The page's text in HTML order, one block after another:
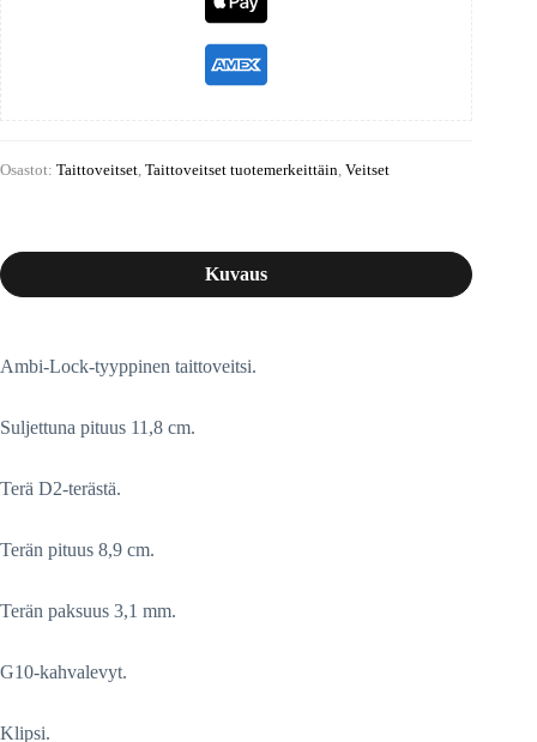
Osastot: Taittoveitset, Taittoveitset tuotemerkeittäin, Veitset
Kuvaus
Ambi-Lock-tyyppinen taittoveitsi.
Suljettuna pituus 11,8 cm.
Terä D2-terästä.
Terän pituus 8,9 cm.
Terän paksuus 3,1 mm.
G10-kahvalevyt.
Klipsi.